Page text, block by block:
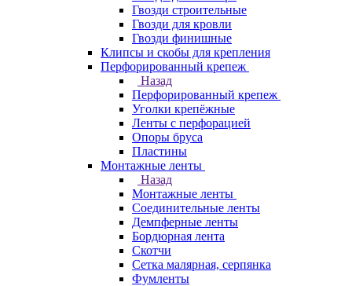
Гвозди строительные
Гвозди для кровли
Гвозди финишные
Клипсы и скобы для крепления
Перфорированный крепеж
Назад
Перфорированный крепеж
Уголки крепёжные
Ленты с перфорацией
Опоры бруса
Пластины
Монтажные ленты
Назад
Монтажные ленты
Соединительные ленты
Демпферные ленты
Бордюрная лента
Скотчи
Сетка малярная, серпянка
Фумленты